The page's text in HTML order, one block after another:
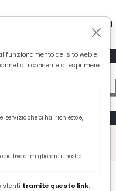
Coppa Teodori
funzionamento del sito web e,
ti consente di esprimere
servizio che ci hai richiesto e,
di migliorare il nostro
tramite questo link.